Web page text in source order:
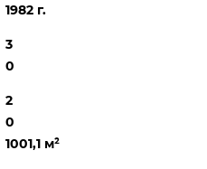
1982 г.
3
0
2
0
1001,1 м²